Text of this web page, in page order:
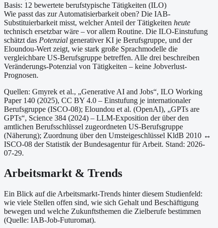
Basis: 12 bewertete berufstypische Tätigkeiten (ILO)
Wie passt das zur Automatisierbarkeit oben? Die IAB-
Substituierbarkeit misst, welcher Anteil der Tätigkeiten heute
technisch ersetzbar wäre – vor allem Routine. Die ILO-Einstufung
schätzt das Potenzial generativer KI je Berufsgruppe, und der
Eloundou-Wert zeigt, wie stark große Sprachmodelle die
vergleichbare US-Berufsgruppe betreffen. Alle drei beschreiben
Veränderungs-Potenzial von Tätigkeiten – keine Jobverlust-
Prognosen.
Quellen: Gmyrek et al., „Generative AI and Jobs“, ILO Working
Paper 140 (2025), CC BY 4.0 – Einstufung je internationaler
Berufsgruppe (ISCO-08); Eloundou et al. (OpenAI), „GPTs are
GPTs“, Science 384 (2024) – LLM-Exposition der über den
amtlichen Berufsschlüssel zugeordneten US-Berufsgruppe
(Näherung); Zuordnung über den Umsteigeschlüssel KldB 2010 ↔
ISCO-08 der Statistik der Bundesagentur für Arbeit. Stand: 2026-
07-29.
Arbeitsmarkt & Trends
Ein Blick auf die Arbeitsmarkt-Trends hinter diesem Studienfeld:
wie viele Stellen offen sind, wie sich Gehalt und Beschäftigung
bewegen und welche Zukunftsthemen die Zielberufe bestimmen
(Quelle: IAB-Job-Futuromat).